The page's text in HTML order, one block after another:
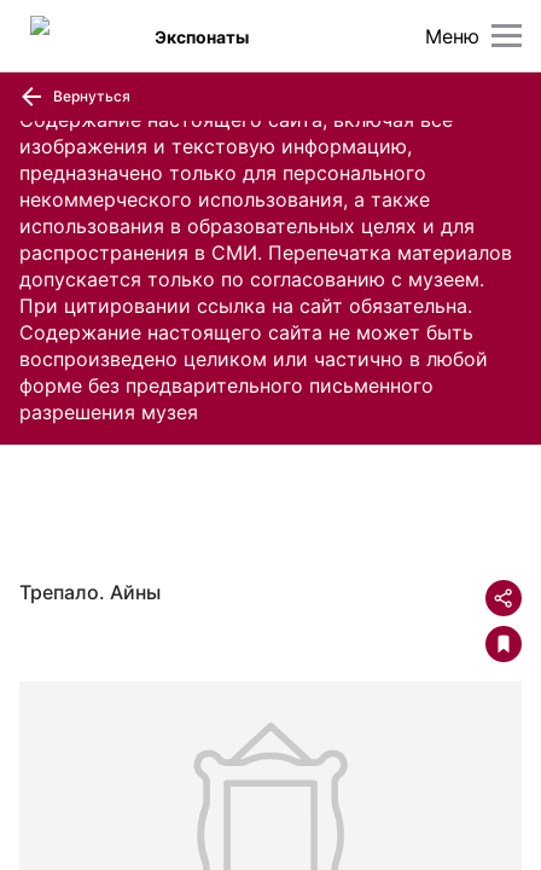
Содержание настоящего сайта, включая все
изображения и текстовую информацию,
предназначено только для персонального
некоммерческого использования, а также
использования в образовательных целях и для
распространения в СМИ. Перепечатка материалов
допускается только по согласованию с музеем.
При цитировании ссылка на сайт обязательна.
Содержание настоящего сайта не может быть
воспроизведено целиком или частично в любой
форме без предварительного письменного
разрешения музея
Меню
Экспонаты
Вернуться
Трепало. Айны